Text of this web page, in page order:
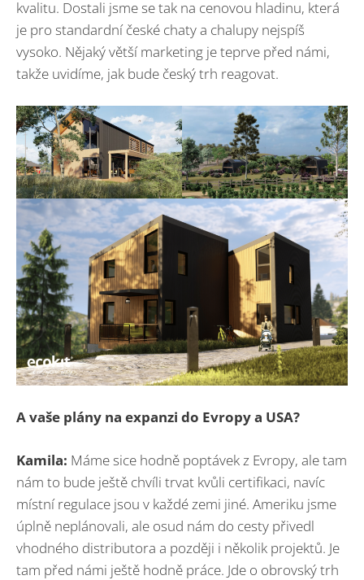
kvalitu. Dostali jsme se tak na cenovou hladinu, která
je pro standardní české chaty a chalupy nejspíš
vysoko. Nějaký větší marketing je teprve před námi,
takže uvidíme, jak bude český trh reagovat.
A vaše plány na expanzi do Evropy a USA?
Kamila: Máme sice hodně poptávek z Evropy, ale tam
nám to bude ještě chvíli trvat kvůli certifikaci, navíc
místní regulace jsou v každé zemi jiné. Ameriku jsme
úplně neplánovali, ale osud nám do cesty přivedl
vhodného distributora a později i několik projektů. Je
tam před námi ještě hodně práce. Jde o obrovský trh